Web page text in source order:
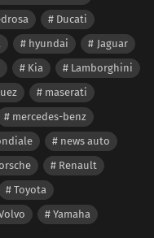
Ducati
hyundai
Jaguar
Kia
Lamborghini
maserati
mercedes-benz
news auto
Renault
Toyota
Yamaha